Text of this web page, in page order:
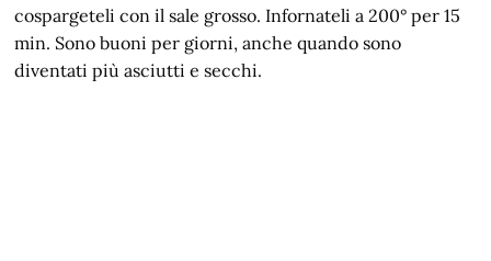
cospargeteli con il sale grosso. Infornateli a 200° per 15
min. Sono buoni per giorni, anche quando sono
diventati più asciutti e secchi.